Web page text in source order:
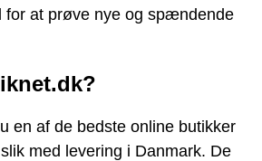
for at prøve nye og spændende
en af de bedste online butikker
med levering i Danmark. De